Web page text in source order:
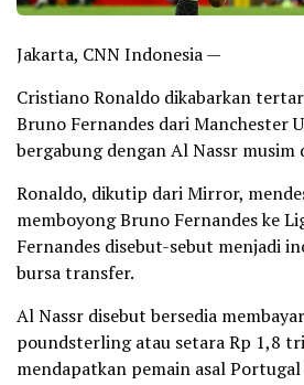
Jakarta, CNN Indonesia —
Cristiano Ronaldo dikabarkan
Bruno Fernandes dari Manchester
bergabung dengan Al Nassr musim
Ronaldo, dikutip dari Mirror,
memboyong Bruno Fernandes ke
Fernandes disebut-sebut menjadi
bursa transfer.
Al Nassr disebut bersedia
poundsterling atau setara Rp 1,8
mendapatkan pemain asal